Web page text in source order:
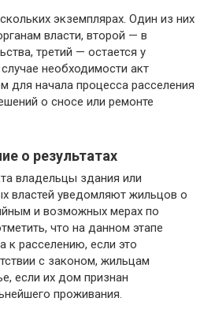
экземплярах. Один из них
власти, второй — в
третий — остается у
необходимости акт
для начала процесса расселения
о сносе или ремонте
о результатах
владельцы здания или
властей уведомляют жильцов о
и возможных мерах по
что на данном этапе
к расселению, если это
с законом, жильцам
если их дом признан
проживания.